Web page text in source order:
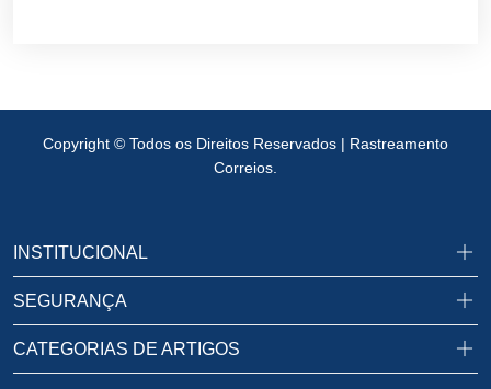
Copyright © Todos os Direitos Reservados | Rastreamento
Correios.
INSTITUCIONAL
SEGURANÇA
CATEGORIAS DE ARTIGOS